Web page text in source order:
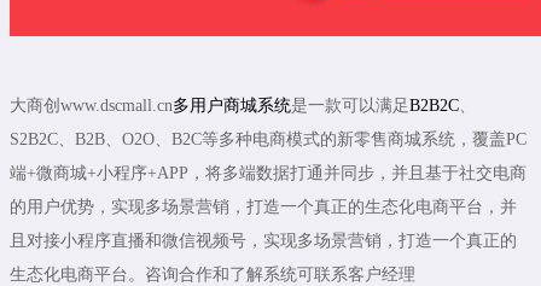
大商创www.dscmall.cn多用户商城系统是一款可以满足B2B2C
S2B2C、B2B、O2O、B2C等多种电商模式的新零售商城系统，覆盖PC
端+微商城+小程序+APP，将多端数据打通并同步，并且基于社交电商
的用户优势，实现多场景营销，打造一个真正的生态化电商平台，并
且对接小程序直播和微信视频号，实现多场景营销，打造一个真正的
生态化电商平台。咨询合作和了解系统可联系客户经理